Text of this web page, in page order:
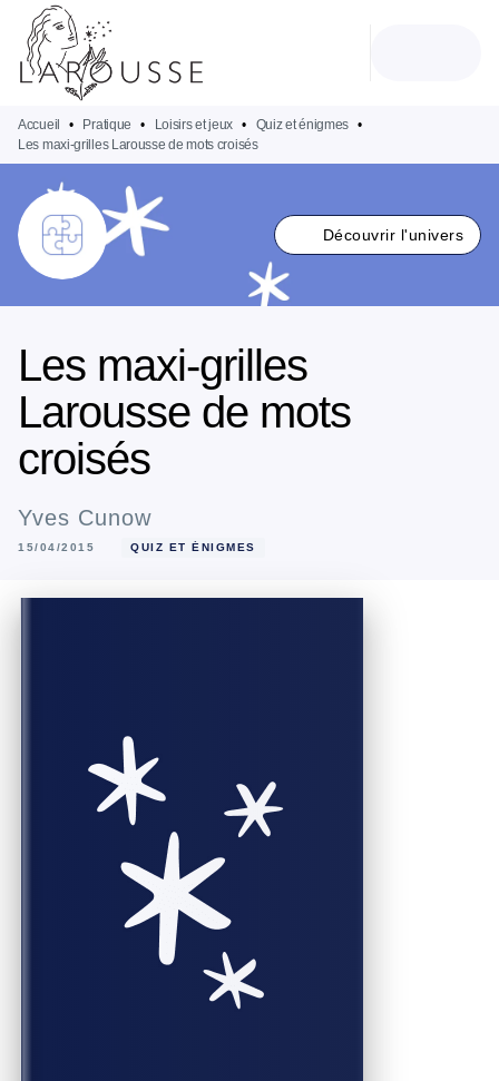
MENU
PIED DE PAGE
Accueil • Pratique • Loisirs et jeux • Quiz et énigmes •
Les maxi-grilles Larousse de mots croisés
Découvrir l'univers
Les maxi-grilles
Larousse de mots
croisés
Yves Cunow
15/04/2015 QUIZ ET ÉNIGMES